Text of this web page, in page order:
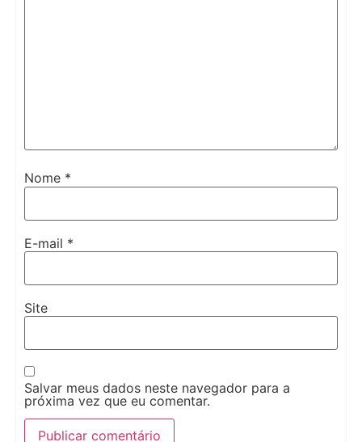
Nome *
E-mail *
Site
Salvar meus dados neste navegador para a
próxima vez que eu comentar.